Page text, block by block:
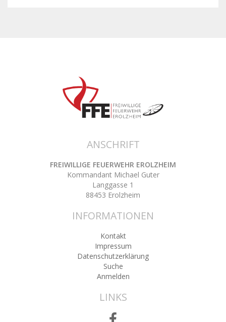
ANSCHRIFT
FREIWILLIGE FEUERWEHR EROLZHEIM
Kommandant Michael Guter
Langgasse 1
88453 Erolzheim
INFORMATIONEN
Kontakt
Impressum
Datenschutzerklärung
Suche
Anmelden
LINKS